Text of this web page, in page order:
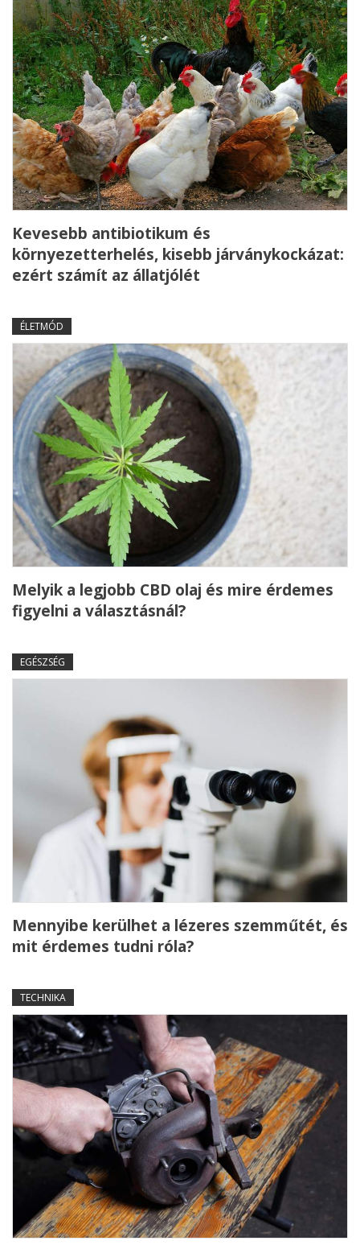
Kevesebb antibiotikum és
környezetterhelés, kisebb járványkockázat:
ezért számít az állatjólét
ÉLETMÓD
Melyik a legjobb CBD olaj és mire érdemes
figyelni a választásnál?
EGÉSZSÉG
Mennyibe kerülhet a lézeres szemműtét, és
mit érdemes tudni róla?
TECHNIKA